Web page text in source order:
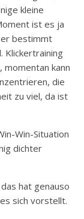
kleine
ist es ja
bestimmt
Klickertraining
momentan kann
die
zu viel, da ist
Win-Situation
dichter
hat genauso
sich vorstellt.